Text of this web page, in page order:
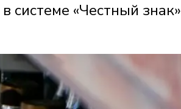
системе «Честный знак»